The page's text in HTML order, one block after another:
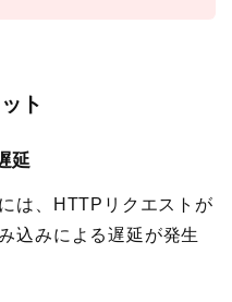
ト
延
は、HTTPリクエストが
込みによる遅延が発生